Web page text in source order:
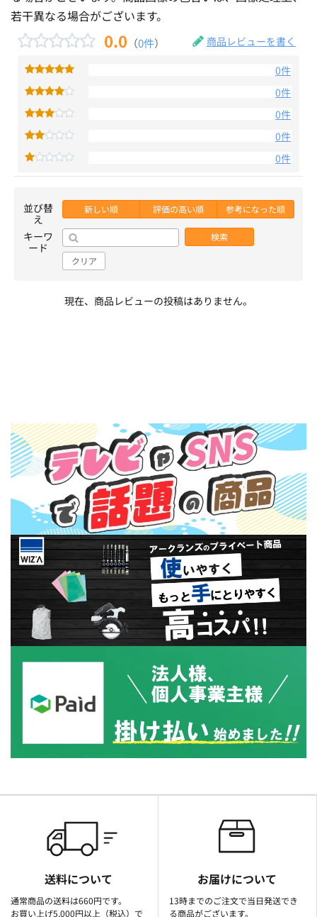
若干異なる場合がございます。
0.0 （0件） 商品レビューを書く
0件
0件
0件
0件
0件
並び替
え
新しい順 評価の高い順 参考になった順
キーワ
ード
検索
クリア
現在、商品レビューの投稿はありません。
送料について
通常商品の送料は660円です。
お買い上げ5,000円以上（税込）で
お届けについて
13時までのご注文で当日発送でき
る商品がございます。